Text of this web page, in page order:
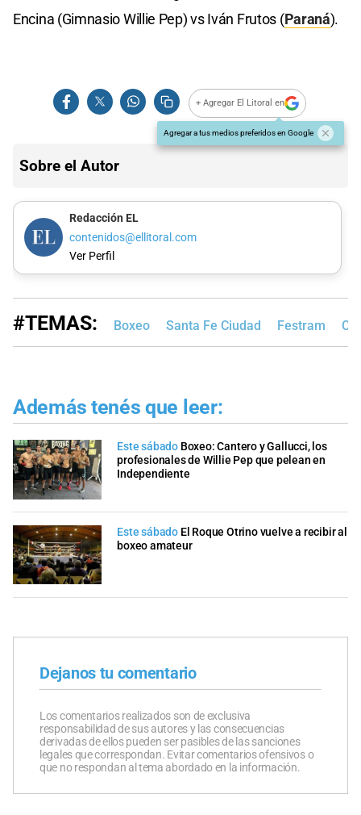
Encina (Gimnasio Willie Pep) vs Iván Frutos (Paraná).
+ Agregar El Litoral en
Agregar a tus medios preferidos en Google
Sobre el Autor
Redacción EL
contenidos@ellitoral.com
Ver Perfil
#TEMAS: Boxeo Santa Fe Ciudad Festram
Además tenés que leer:
Este sábado Boxeo: Cantero y Gallucci, los
profesionales de Willie Pep que pelean en
Independiente
Este sábado El Roque Otrino vuelve a recibir al
boxeo amateur
Dejanos tu comentario
Los comentarios realizados son de exclusiva
responsabilidad de sus autores y las consecuencias
derivadas de ellos pueden ser pasibles de las sanciones
legales que correspondan. Evitar comentarios ofensivos o
que no respondan al tema abordado en la información.